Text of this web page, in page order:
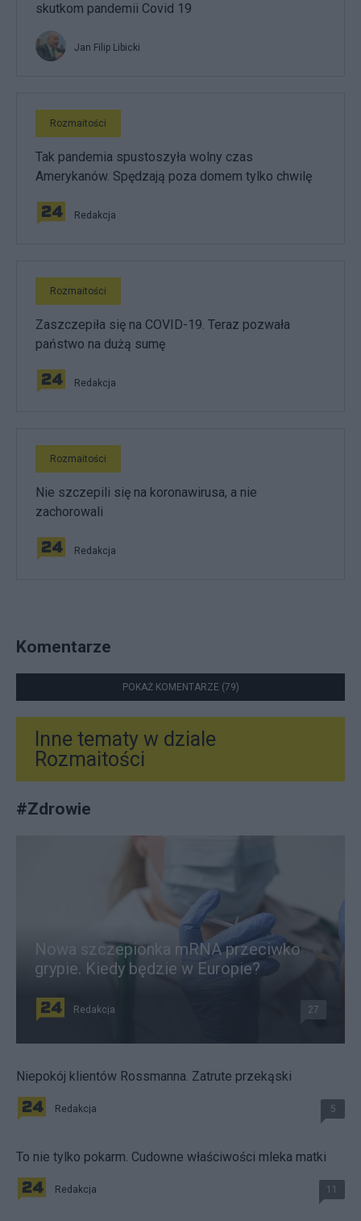
skutkom pandemii Covid 19
Jan Filip Libicki
Rozmaitości
Tak pandemia spustoszyła wolny czas
Amerykanów. Spędzają poza domem tylko chwilę
Redakcja
Rozmaitości
Zaszczepiła się na COVID-19. Teraz pozwała
państwo na dużą sumę
Redakcja
Rozmaitości
Nie szczepili się na koronawirusa, a nie
zachorowali
Redakcja
Komentarze
POKAŻ KOMENTARZE (79)
Inne tematy w dziale
Rozmaitości
#Zdrowie
Nowa szczepionka mRNA przeciwko
grypie. Kiedy będzie w Europie?
Redakcja 27
Niepokój klientów Rossmanna. Zatrute przekąski
Redakcja 5
To nie tylko pokarm. Cudowne właściwości mleka matki
Redakcja 11